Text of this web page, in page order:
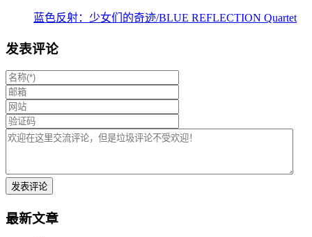
蓝色反射：少女们的奇迹/BLUE REFLECTION Quartet
发表评论
最新文章